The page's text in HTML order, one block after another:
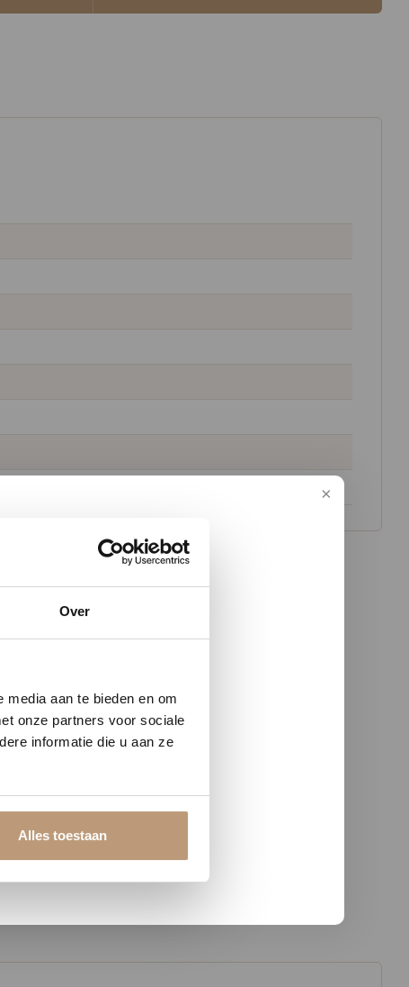
Over
aan te bieden en om
onze partners voor sociale
informatie die u aan ze
Alles toestaan